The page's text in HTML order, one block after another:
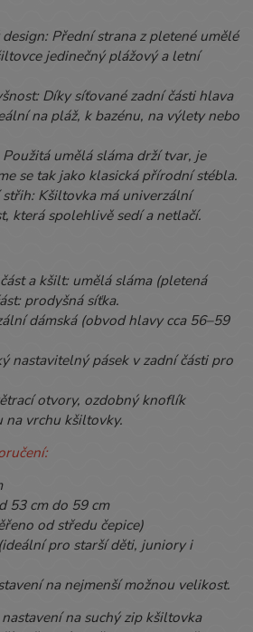
Přední strana z pletené umělé
jedinečný plážový a letní
Díky síťované zadní části hlava
na pláž, k bazénu, na výlety nebo
umělá sláma drží tvar, je
se tak jako klasická přírodní stébla.
Kšiltovka má univerzální
která spolehlivě sedí a netlačí.
a kšilt: umělá sláma (pletená
prodyšná síťka.
dámská (obvod hlavy cca 56–59
nastavitelný pásek v zadní části pro
otvory, ozdobný knoflík
na vrchu kšiltovky.
53 cm do 59 cm
od středu čepice)
pro starší děti, juniory i
na nejmenší možnou velikost.
na suchý zip kšiltovka